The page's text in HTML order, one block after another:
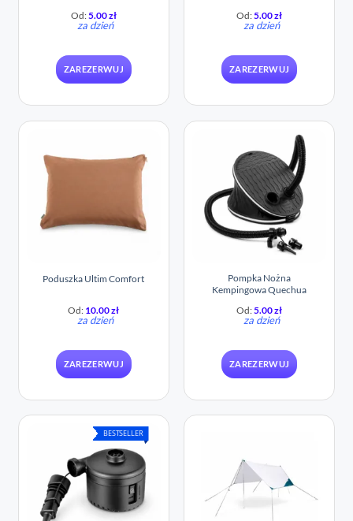
Od:5.00zł
za dzień
ZAREZERWUJ
Od:5.00zł
za dzień
ZAREZERWUJ
Poduszka Ultim Comfort
Od: 10.00zł
za dzień
ZAREZERWUJ
Pompka Nożna
Kempingowa Quechua
Od:5.00zł
za dzień
ZAREZERWUJ
BESTSELLER